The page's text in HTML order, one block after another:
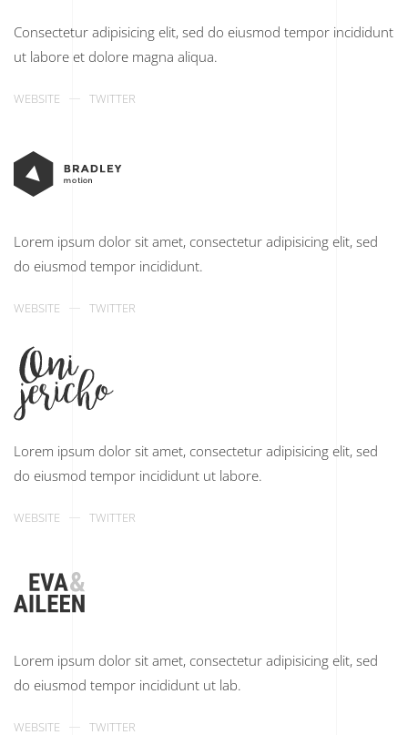
Consectetur adipisicing elit, sed do eiusmod tempor incididunt
ut labore et dolore magna aliqua.
WEBSITE TWITTER
Lorem ipsum dolor sit amet, consectetur adipisicing elit, sed
do eiusmod tempor incididunt.
WEBSITE TWITTER
Lorem ipsum dolor sit amet, consectetur adipisicing elit, sed
do eiusmod tempor incididunt ut labore.
WEBSITE TWITTER
Lorem ipsum dolor sit amet, consectetur adipisicing elit, sed
do eiusmod tempor incididunt ut lab.
WEBSITE TWITTER